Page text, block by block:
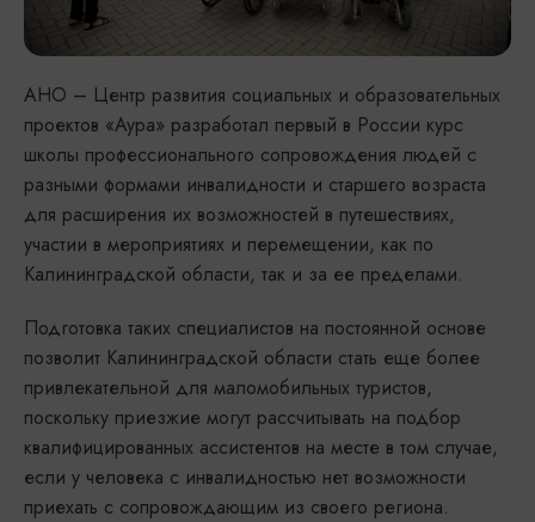
АНО – Центр развития социальных и образовательных
проектов «Аура» разработал первый в России курс
школы профессионального сопровождения людей с
разными формами инвалидности и старшего возраста
для расширения их возможностей в путешествиях,
участии в мероприятиях и перемещении, как по
Калининградской области, так и за ее пределами.
Подготовка таких специалистов на постоянной основе
позволит Калининградской области стать еще более
привлекательной для маломобильных туристов,
поскольку приезжие могут рассчитывать на подбор
квалифицированных ассистентов на месте в том случае,
если у человека с инвалидностью нет возможности
приехать с сопровождающим из своего региона.